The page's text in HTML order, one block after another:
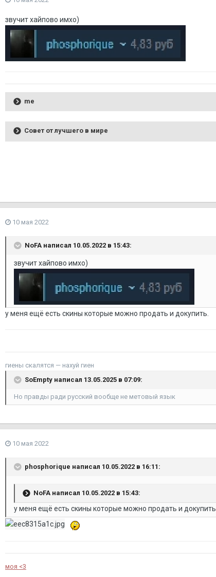
звучит хайпово имхо)
me
Совет от лучшего в мире
10 мая 2022
NoFA написал 10.05.2022 в 15:43:
звучит хайпово имхо)
у меня ещё есть скины которые можно продать и докупить.
гиены скалятся — нахуй гиен
SoEmpty написал 13.05.2025 в 07:09:
Но правды ради русский вообще не метовый язык
10 мая 2022
phosphorique написал 10.05.2022 в 16:11:
NoFA написал 10.05.2022 в 15:43:
у меня ещё есть скины которые можно продать и докупить.
моя <3